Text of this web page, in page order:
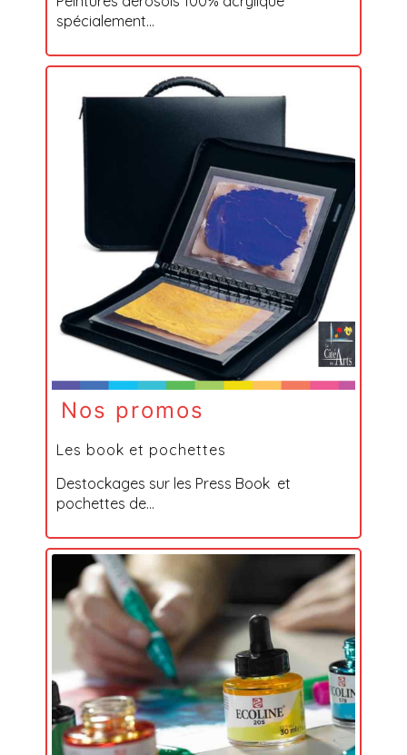
spécialement...
Nos promos
Les book et pochettes
Destockages sur les Press Book et
pochettes de...